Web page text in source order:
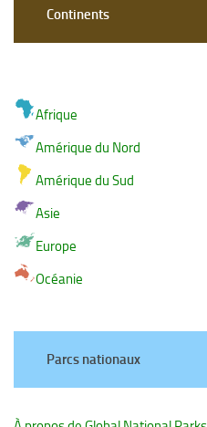
Continents
Afrique
Amérique du Nord
Amérique du Sud
Asie
Europe
Océanie
Parcs nationaux